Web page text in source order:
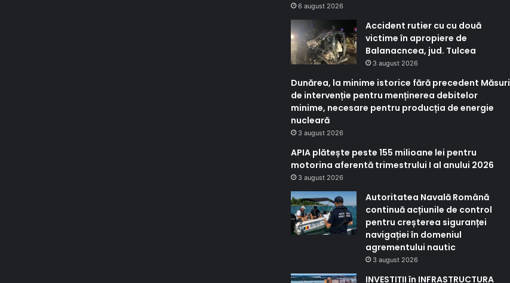
6 august 2026
Accident rutier cu cu două
victime în apropiere de
Balanacncea, jud. Tulcea
3 august 2026
Dunărea, la minime istorice fără precedent Măsuri
de intervenție pentru menținerea debitelor
minime, necesare pentru producția de energie
nucleară
3 august 2026
APIA plătește peste 155 milioane lei pentru
motorina aferentă trimestrului I al anului 2026
3 august 2026
Autoritatea Navală Română
continuă acțiunile de control
pentru creșterea siguranței
navigației în domeniul
agrementului nautic
3 august 2026
INVESTIȚII în INFRASTRUCTURA